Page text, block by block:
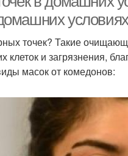
условиях
точек? Такие
клеток и загрязнения,
масок от комедонов: